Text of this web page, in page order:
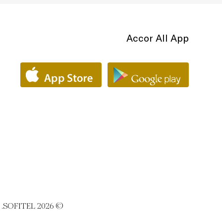
Accor All App
© SOFITEL 2026. رمز الأناقة الفرنسية في فن الضيافة الفاخرة حول العالم |